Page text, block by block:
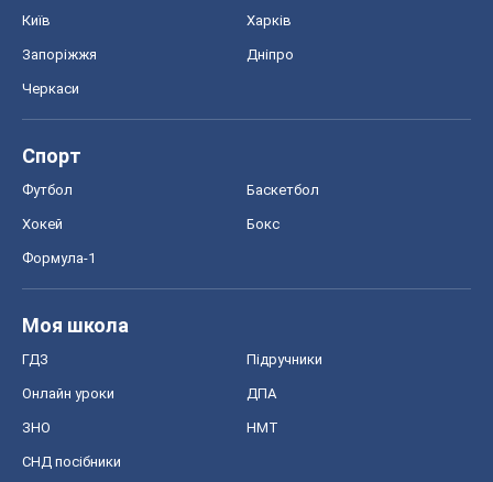
Київ Харків
Запоріжжя Дніпро
Черкаси
Спорт
Футбол Баскетбол
Хокей Бокс
Формула-1
Моя школа
ГДЗ Підручники
Онлайн уроки ДПА
ЗНО НМТ
СНД посібники